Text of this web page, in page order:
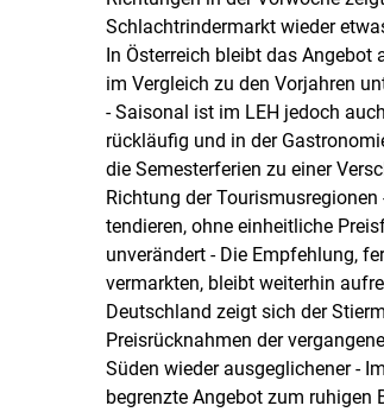
Schlachtrindermarkt wieder
In Österreich bleibt das Angebot
im Vergleich zu den Vorjahren
- Saisonal ist im LEH jedoch
rückläufig und in der
die Semesterferien zu einer
Richtung der Tourismusregionen
tendieren, ohne einheitliche
unverändert - Die Empfehlung,
vermarkten, bleibt weiterhin
Deutschland zeigt sich der
Preisrücknahmen der
Süden wieder ausgeglichener -
begrenzte Angebot zum ruhigen